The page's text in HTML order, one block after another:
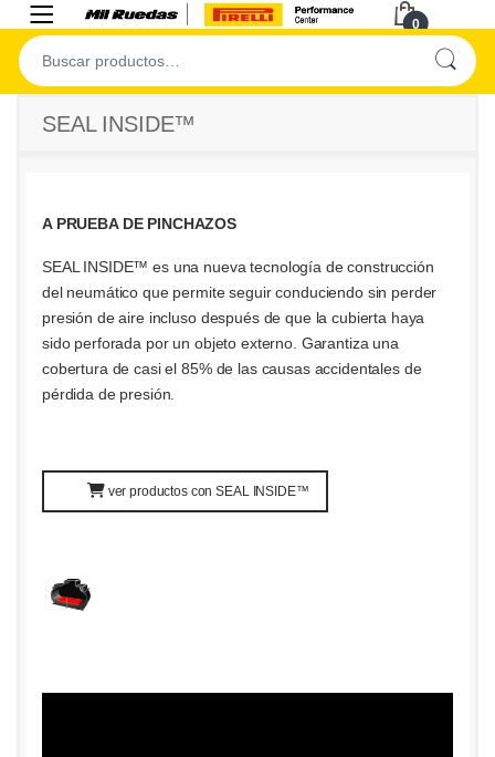
0
SEAL INSIDE™
A PRUEBA DE PINCHAZOS
SEAL INSIDE™ es una nueva tecnología de construcción
del neumático que permite seguir conduciendo sin perder
presión de aire incluso después de que la cubierta haya
sido perforada por un objeto externo. Garantiza una
cobertura de casi el 85% de las causas accidentales de
pérdida de presión.
ver productos con SEAL INSIDE™